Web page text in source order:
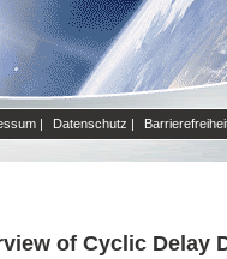
| Datenschutz |
of Cyclic Delay